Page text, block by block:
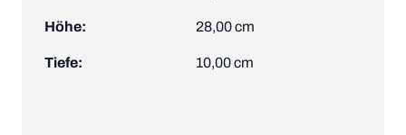
Höhe: 28,00 cm
Tiefe: 10,00 cm